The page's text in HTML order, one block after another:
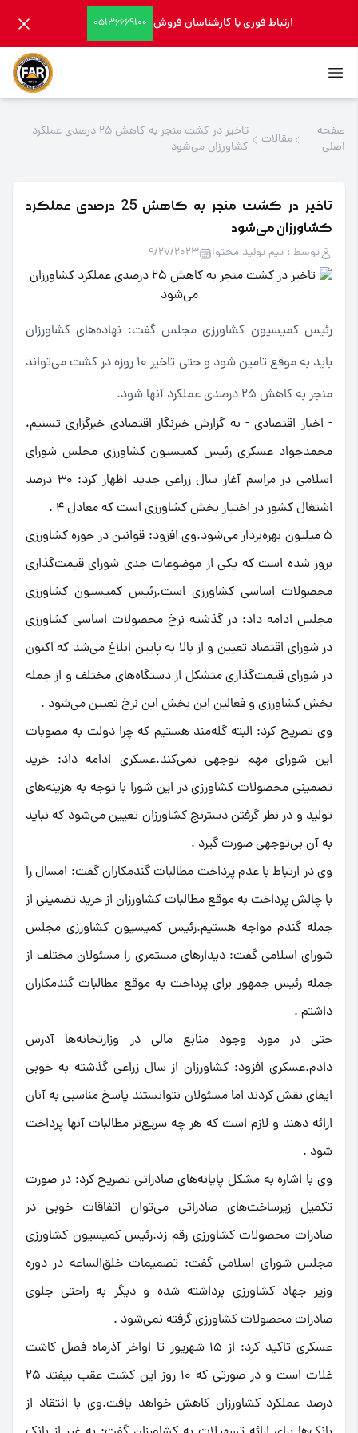
ارتباط فوری با کارشناسان فروش 05136669100
صفحه
اصلی
مقالات
تاخیر در کشت منجر به کاهش 25 درصدی عملکرد
کشاورزان می‌شود
تاخیر در کشت منجر به کاهش 25 درصدی عملکرد
کشاورزان می‌شود
توسط : تیم تولید محتوا 9/27/2023
رئیس کمیسیون کشاورزی مجلس گفت: نهاده‌های کشاورزان
باید به موقع تامین شود و حتی تاخیر 10 روزه در کشت می‌تواند
منجر به کاهش 25 درصدی عملکرد آنها شود.
- اخبار اقتصادی - به گزارش خبرنگار اقتصادی خبرگزاری تسنیم،
محمدجواد عسکری رئیس کمیسیون کشاورزی مجلس شورای
اسلامی در مراسم آغاز سال زراعی جدید اظهار کرد: 30 درصد
اشتغال کشور در اختیار بخش کشاورزی است که معادل 4 .
5 میلیون بهره‌بردار می‌شود.وی افزود: قوانین در حوزه کشاورزی
بروز شده است که یکی از موضوعات جدی شورای قیمت‌گذاری
محصولات اساسی کشاورزی است.رئیس کمیسیون کشاورزی
مجلس ادامه داد: در گذشته نرخ محصولات اساسی کشاورزی
در شورای اقتصاد تعیین و از بالا به پایین ابلاغ می‌شد که اکنون
در شورای قیمت‌گذاری متشکل از دستگاه‌های مختلف و از جمله
بخش کشاورزی و فعالین این بخش این نرخ تعیین می‌شود .
وی تصریح کرد: البته گله‌مند هستیم که چرا دولت به مصوبات
این شورای مهم توجهی نمی‌کند.عسکری ادامه داد: خرید
تضمینی محصولات کشاورزی در این شورا با توجه به هزینه‌های
تولید و در نظر گرفتن دسترنج کشاورزان تعیین می‌شود که نباید
به آن بی‌توجهی صورت گیرد .
وی در ارتباط با عدم پرداخت مطالبات گندمکاران گفت: امسال را
با چالش پرداخت به موقع مطالبات کشاورزان از خرید تضمینی از
جمله گندم مواجه هستیم.رئیس کمیسیون کشاورزی مجلس
شورای اسلامی گفت: دیدارهای مستمری را مسئولان مختلف از
جمله رئیس جمهور برای پرداخت به موقع مطالبات گندمکاران
داشتم .
حتی در مورد وجود منابع مالی در وزارتخانه‌ها آدرس
دادم.عسکری افزود: کشاورزان از سال زراعی گذشته به خوبی
ایفای نقش کردند اما مسئولان نتوانستند پاسخ مناسبی به آنان
ارائه دهند و لازم است که هر چه سریع‌تر مطالبات آنها پرداخت
شود .
وی با اشاره به مشکل پایانه‌های صادراتی تصریح کرد: در صورت
تکمیل زیرساخت‌های صادراتی می‌توان اتفاقات خوبی در
صادرات محصولات کشاورزی رقم زد.رئیس کمیسیون کشاورزی
مجلس شورای اسلامی گفت: تصمیمات خلق‌الساعه در دوره
وزیر جهاد کشاورزی برداشته شده و دیگر به راحتی جلوی
صادرات محصولات کشاورزی گرفته نمی‌شود .
عسکری تاکید کرد: از 15 شهریور تا اواخر آذرماه فصل کاشت
غلات است و در صورتی که 10 روز این کشت عقب بیفتد 25
درصد عملکرد کشاورزان کاهش خواهد یافت.وی با انتقاد از